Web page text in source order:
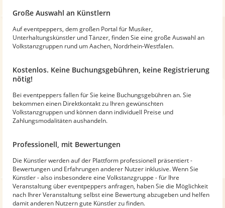
Große Auswahl an Künstlern
Auf eventpeppers, dem großen Portal für Musiker,
Unterhaltungskünstler und Tänzer, finden Sie eine große Auswahl an
Volkstanzgruppen rund um Aachen, Nordrhein-Westfalen.
Kostenlos. Keine Buchungsgebühren, keine Registrierung
nötig!
Bei eventpeppers fallen für Sie keine Buchungsgebühren an. Sie
bekommen einen Direktkontakt zu Ihren gewünschten
Volkstanzgruppen und können dann individuell Preise und
Zahlungsmodalitäten aushandeln.
Professionell, mit Bewertungen
Die Künstler werden auf der Plattform professionell präsentiert -
Bewertungen und Erfahrungen anderer Nutzer inklusive. Wenn Sie
Künstler - also insbesondere eine Volkstanzgruppe - für Ihre
Veranstaltung über eventpeppers anfragen, haben Sie die Möglichkeit
nach Ihrer Veranstaltung selbst eine Bewertung abzugeben und helfen
damit anderen Nutzern gute Künstler zu finden.